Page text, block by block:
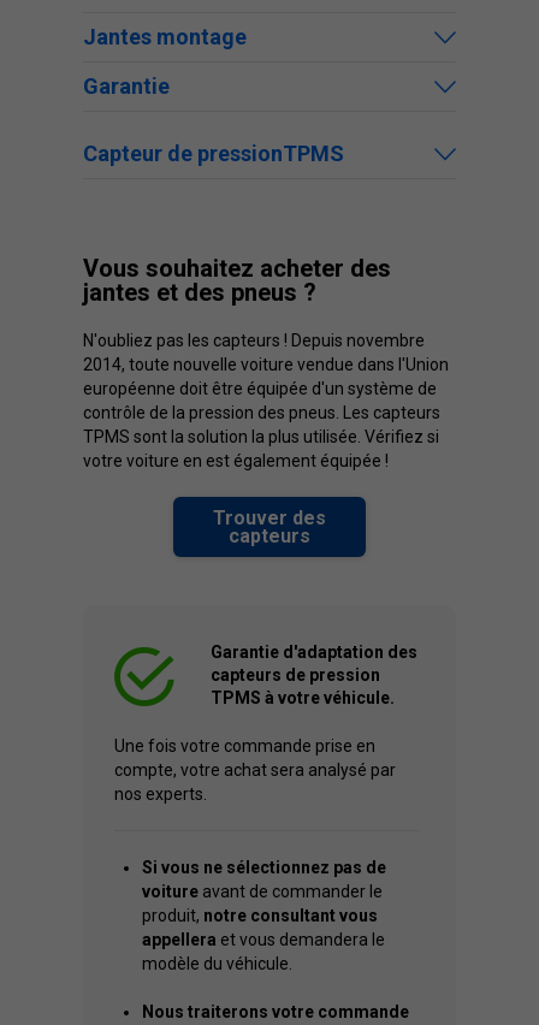
Jantes montage
Garantie
Capteur de pressionTPMS
Vous souhaitez acheter des
jantes et des pneus ?
N'oubliez pas les capteurs ! Depuis novembre
2014, toute nouvelle voiture vendue dans l'Union
européenne doit être équipée d'un système de
contrôle de la pression des pneus. Les capteurs
TPMS sont la solution la plus utilisée. Vérifiez si
votre voiture en est également équipée !
Trouver des
capteurs
Garantie d'adaptation des
capteurs de pression
TPMS à votre véhicule.
Une fois votre commande prise en
compte, votre achat sera analysé par
nos experts.
Si vous ne sélectionnez pas de
voiture avant de commander le
produit, notre consultant vous
appellera et vous demandera le
modèle du véhicule.
Nous traiterons votre commande